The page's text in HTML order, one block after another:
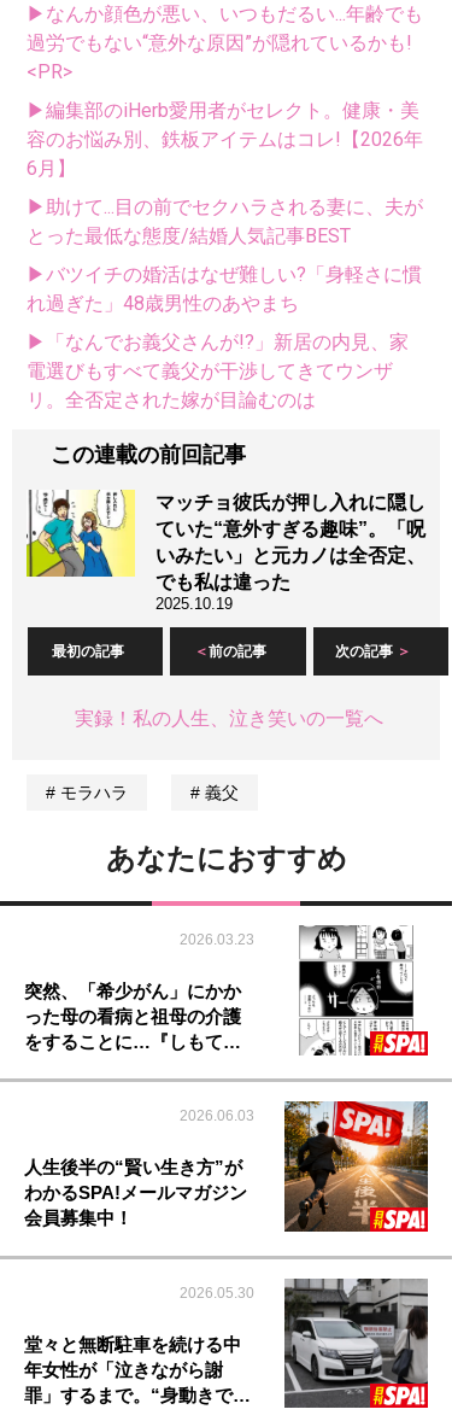
▶なんか顔色が悪い、いつもだるい...年齢でも
過労でもない“意外な原因”が隠れているかも!
<PR>
▶編集部のiHerb愛用者がセレクト。健康・美
容のお悩み別、鉄板アイテムはコレ!【2026年
6月】
▶助けて...目の前でセクハラされる妻に、夫が
とった最低な態度/結婚人気記事BEST
▶バツイチの婚活はなぜ難しい?「身軽さに慣
れ過ぎた」48歳男性のあやまち
▶「なんでお義父さんが!?」新居の内見、家
電選びもすべて義父が干渉してきてウンザ
リ。全否定された嫁が目論むのは
この連載の前回記事
マッチョ彼氏が押し入れに隠し
ていた“意外すぎる趣味”。「呪
いみたい」と元カノは全否定、
でも私は違った
2025.10.19
最初の記事 前の記事 次の記事
実録！私の人生、泣き笑いの一覧へ
モラハラ 義父
あなたにおすすめ
2026.03.23
突然、「希少がん」にかか
った母の看病と祖母の介護
をすることに…『しもて…
2026.06.03
人生後半の“賢い生き方”が
わかるSPA!メールマガジン
会員募集中！
2026.05.30
堂々と無断駐車を続ける中
年女性が「泣きながら謝
罪」するまで。“身動きで…